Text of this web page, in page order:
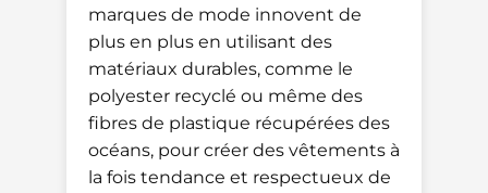
marques de mode innovent de
plus en plus en utilisant des
matériaux durables, comme le
polyester recyclé ou même des
fibres de plastique récupérées des
océans, pour créer des vêtements à
la fois tendance et respectueux de